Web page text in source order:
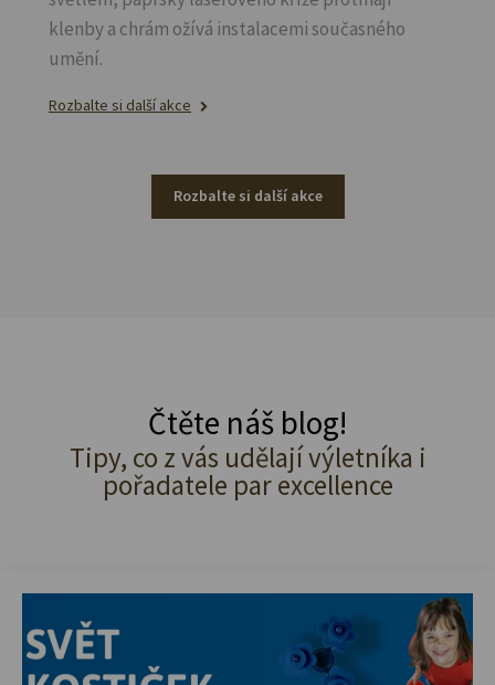
klenby a chrám ožívá instalacemi současného
umění.
Rozbalte si další akce
Rozbalte si další akce
Čtěte náš blog!
Tipy, co z vás udělají výletníka i
pořadatele par excellence